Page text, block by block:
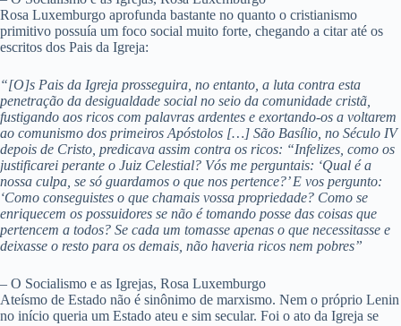
Rosa Luxemburgo aprofunda bastante no quanto o cristianismo
primitivo possuía um foco social muito forte, chegando a citar até os
escritos dos Pais da Igreja:
“[O]s Pais da Igreja prosseguira, no entanto, a luta contra esta
penetração da desigualdade social no seio da comunidade cristã,
fustigando aos ricos com palavras ardentes e exortando-os a voltarem
ao comunismo dos primeiros Apóstolos […] São Basílio, no Século IV
depois de Cristo, predicava assim contra os ricos: “Infelizes, como os
justificarei perante o Juiz Celestial? Vós me perguntais: ‘Qual é a
nossa culpa, se só guardamos o que nos pertence?’ E vos pergunto:
‘Como conseguistes o que chamais vossa propriedade? Como se
enriquecem os possuidores se não é tomando posse das coisas que
pertencem a todos? Se cada um tomasse apenas o que necessitasse e
deixasse o resto para os demais, não haveria ricos nem pobres”
– O Socialismo e as Igrejas, Rosa Luxemburgo
Ateísmo de Estado não é sinônimo de marxismo. Nem o próprio Lenin
no início queria um Estado ateu e sim secular. Foi o ato da Igreja se